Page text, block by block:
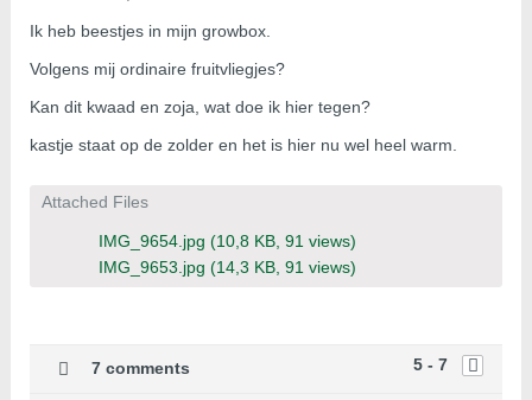
Ik heb beestjes in mijn growbox.
Volgens mij ordinaire fruitvliegjes?
Kan dit kwaad en zoja, wat doe ik hier tegen?
kastje staat op de zolder en het is hier nu wel heel warm.
Attached Files
IMG_9654.jpg (10,8 KB, 91 views)
IMG_9653.jpg (14,3 KB, 91 views)
5 - 7
7 comments